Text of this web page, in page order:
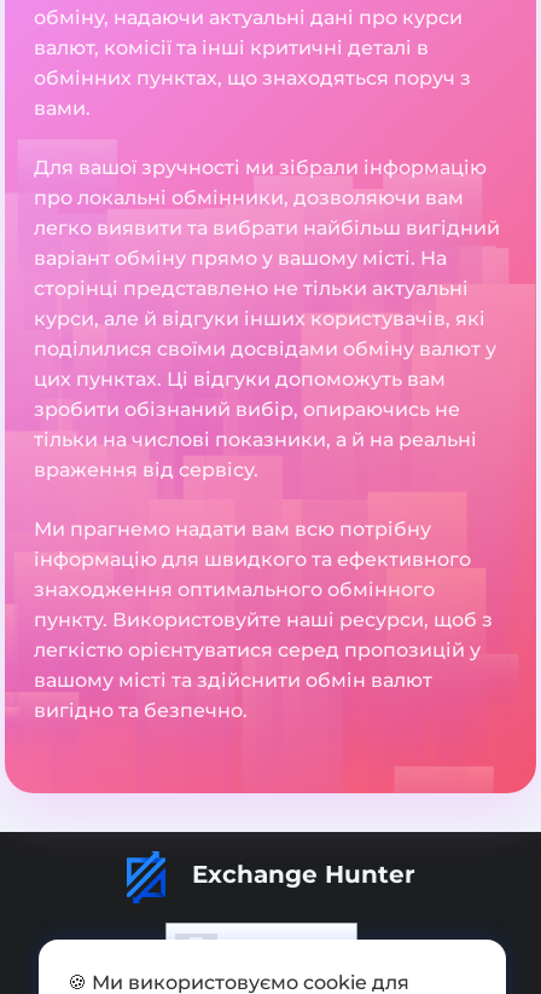
обміну, надаючи актуальні дані про курси
валют, комісії та інші критичні деталі в
обмінних пунктах, що знаходяться поруч з
вами.
Для вашої зручності ми зібрали інформацію
про локальні обмінники, дозволяючи вам
легко виявити та вибрати найбільш вигідний
варіант обміну прямо у вашому місті. На
сторінці представлено не тільки актуальні
курси, але й відгуки інших користувачів, які
поділилися своїми досвідами обміну валют у
цих пунктах. Ці відгуки допоможуть вам
зробити обізнаний вибір, опираючись не
тільки на числові показники, а й на реальні
враження від сервісу.
Ми прагнемо надати вам всю потрібну
інформацію для швидкого та ефективного
знаходження оптимального обмінного
пункту. Використовуйте наші ресурси, щоб з
легкістю орієнтуватися серед пропозицій у
вашому місті та здійснити обмін валют
вигідно та безпечно.
Exchange Hunter
🍪 Ми використовуємо cookie для